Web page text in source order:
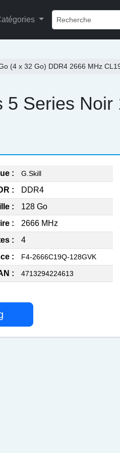
(4 x 32 Go) DDR4 2666 MHz
5 Series
: G.Skill
:
DDR4
:
128 Go
:
2666 MHz
:
4
:
F4-2666C19Q-128GVK
: 4713294224613